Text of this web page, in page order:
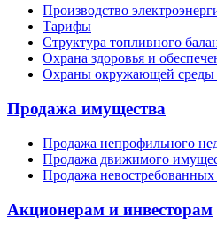
Производство
Тарифы
Структура топливного
Охрана здоровья и
Охраны окружающей среды
Продажа имущества
Продажа непрофильного
Продажа движимого
Продажа
Акционерам и инвесторам